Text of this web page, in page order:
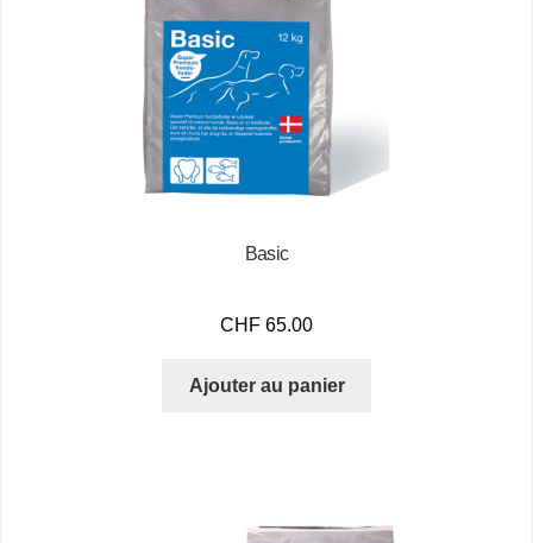
Basic
CHF 65.00
Ajouter au panier